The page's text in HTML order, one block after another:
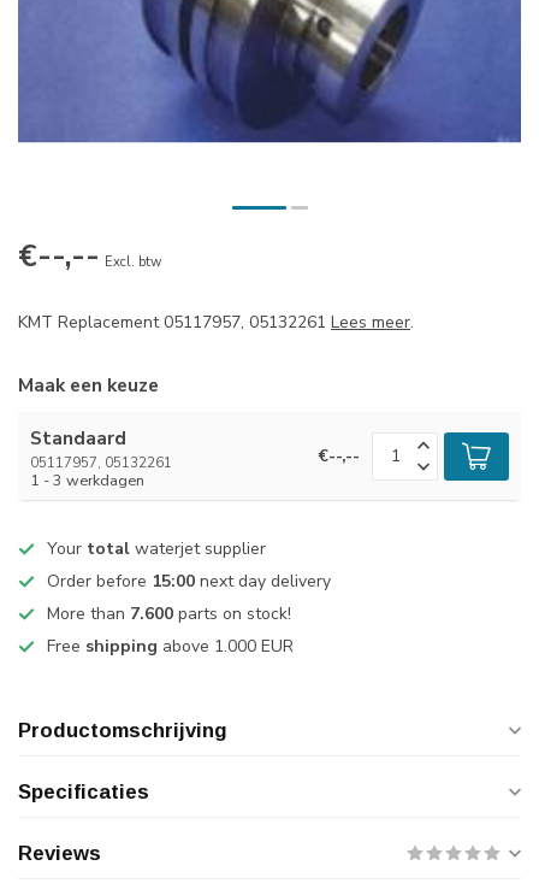
€--,-- Excl. btw
KMT Replacement 05117957, 05132261 Lees meer.
Maak een keuze
Standaard
05117957, 05132261
1 - 3 werkdagen
€--,--
Your total waterjet supplier
Order before 15:00 next day delivery
More than 7.600 parts on stock!
Free shipping above 1.000 EUR
Productomschrijving
Specificaties
Reviews